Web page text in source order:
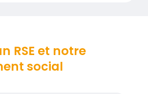
RSE et notre
social